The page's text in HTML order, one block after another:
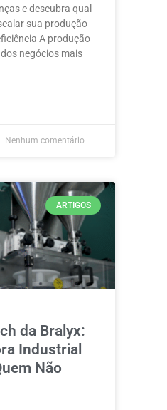
e descubra qual
sua produção
A produção
negócios mais
Nenhum comentário
ARTIGOS
da Bralyx:
Industrial
Não